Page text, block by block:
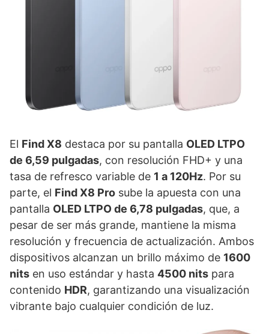
El Find X8 destaca por su pantalla OLED LTPO
de 6,59 pulgadas, con resolución FHD+ y una
tasa de refresco variable de 1 a 120Hz. Por su
parte, el Find X8 Pro sube la apuesta con una
pantalla OLED LTPO de 6,78 pulgadas, que, a
pesar de ser más grande, mantiene la misma
resolución y frecuencia de actualización. Ambos
dispositivos alcanzan un brillo máximo de 1600
nits en uso estándar y hasta 4500 nits para
contenido HDR, garantizando una visualización
vibrante bajo cualquier condición de luz.